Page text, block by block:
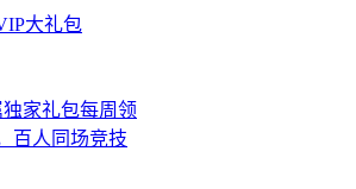
大礼包
独家礼包每周领
百人同场竞技